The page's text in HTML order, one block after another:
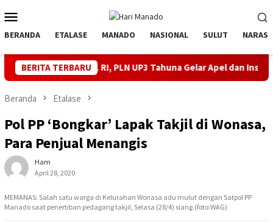
ke
kontenMobile
BERANDA ETALASE MANADO NASIONAL SULUT NARASI
BERITA TERBARU
81 RI, PLN UP3 Tahuna Gelar Apel dan Inspeksi Peralatan
Beranda Etalase
Pol PP ‘Bongkar’ Lapak Takjil di Wonasa,
Para Penjual Menangis
Ham
April 28, 2020
MEMANAS: Salah satu warga di Kelurahan Wonasa adu mulut dengan Satpol PP
Manado saat penertiban pedagang takjil, Selasa (28/4) siang.(foto:WAG)